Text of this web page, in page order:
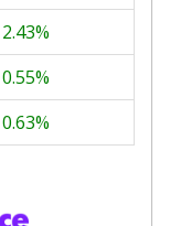
2.43%
0.55%
0.63%